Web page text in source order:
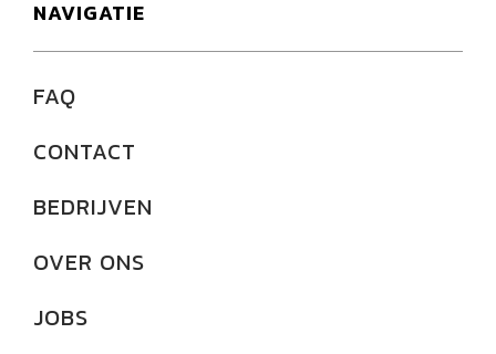
NAVIGATIE
FAQ
CONTACT
BEDRIJVEN
OVER ONS
JOBS